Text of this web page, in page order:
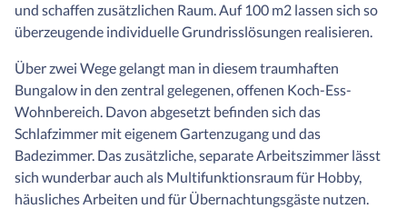
und schaffen zusätzlichen Raum. Auf 100 m2 lassen sich so
überzeugende individuelle Grundrisslösungen realisieren.
Über zwei Wege gelangt man in diesem traumhaften
Bungalow in den zentral gelegenen, offenen Koch-Ess-
Wohnbereich. Davon abgesetzt befinden sich das
Schlafzimmer mit eigenem Gartenzugang und das
Badezimmer. Das zusätzliche, separate Arbeitszimmer lässt
sich wunderbar auch als Multifunktionsraum für Hobby,
häusliches Arbeiten und für Übernachtungsgäste nutzen.